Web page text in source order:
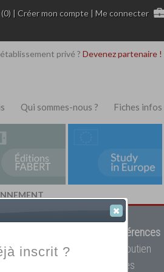
|Créer mon compte |Me connecter
privé ? Devenez partenaire !
Qui sommes-nous ? Fiches infos
12908 références
mais aussi des cours de soutien
toutes les écoles privées
inscrit ?